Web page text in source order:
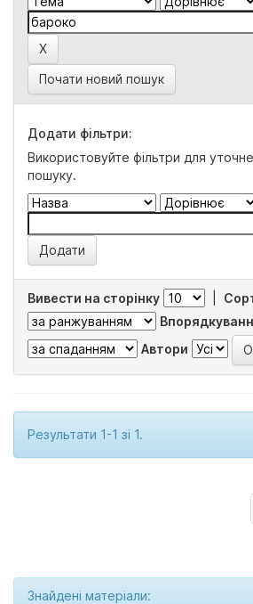
Почати новий пошук
Додати фільтри:
Використовуйте фільтри для
пошуку.
Вивести на сторінку
Автори
Результати 1-1 зі 1.
Знайдені матеріали: